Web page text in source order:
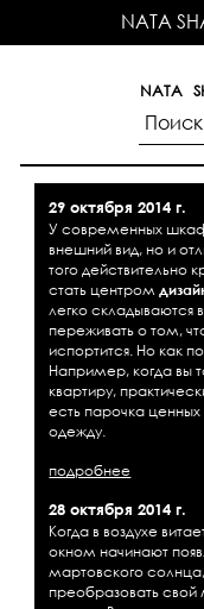
NATA
NATA
29 октября 2014 г.
У современных
внешний вид, но и
того
стать центром
легко
переживать о том,
испортится. Но как
Например, когда вы
квартиру,
есть парочка ценных
одежду.
подробнее
28 октября 2014 г.
Когда в воздухе
окном начинают
мартовского
преобразовать